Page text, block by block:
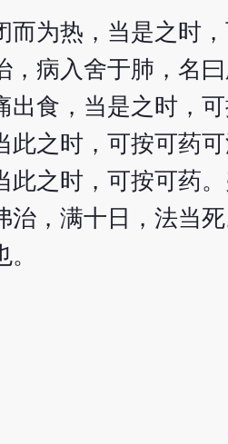
而为热，当是之时
病入舍于肺，名
食，当是之时，可
之时，可按可药可
此之时，可按可药
，满十日，法当